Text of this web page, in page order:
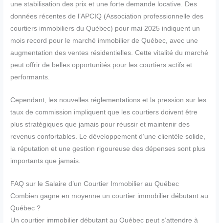
une stabilisation des prix et une forte demande locative. Des
données récentes de l’APCIQ (Association professionnelle des
courtiers immobiliers du Québec) pour mai 2025 indiquent un
mois record pour le marché immobilier de Québec, avec une
augmentation des ventes résidentielles. Cette vitalité du marché
peut offrir de belles opportunités pour les courtiers actifs et
performants.
Cependant, les nouvelles réglementations et la pression sur les
taux de commission impliquent que les courtiers doivent être
plus stratégiques que jamais pour réussir et maintenir des
revenus confortables. Le développement d’une clientèle solide,
la réputation et une gestion rigoureuse des dépenses sont plus
importants que jamais.
FAQ sur le Salaire d’un Courtier Immobilier au Québec
Combien gagne en moyenne un courtier immobilier débutant au
Québec ?
Un courtier immobilier débutant au Québec peut s’attendre à